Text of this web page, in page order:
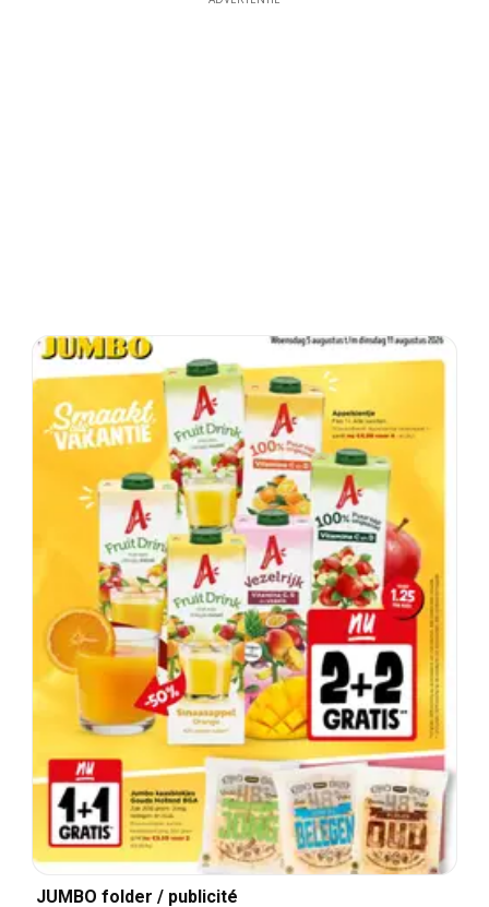
JUMBO folder / publicité